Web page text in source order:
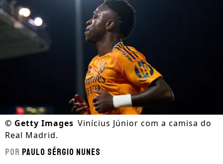
© Getty Images Vinícius Júnior com a camisa do
Real Madrid.
Por Paulo Sérgio Nunes